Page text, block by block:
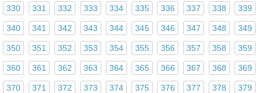
330 331 332 333 334 335 336 337 338 339
340 341 342 343 344 345 346 347 348 349
350 351 352 353 354 355 356 357 358 359
360 361 362 363 364 365 366 367 368 369
370 371 372 373 374 375 376 377 378 379